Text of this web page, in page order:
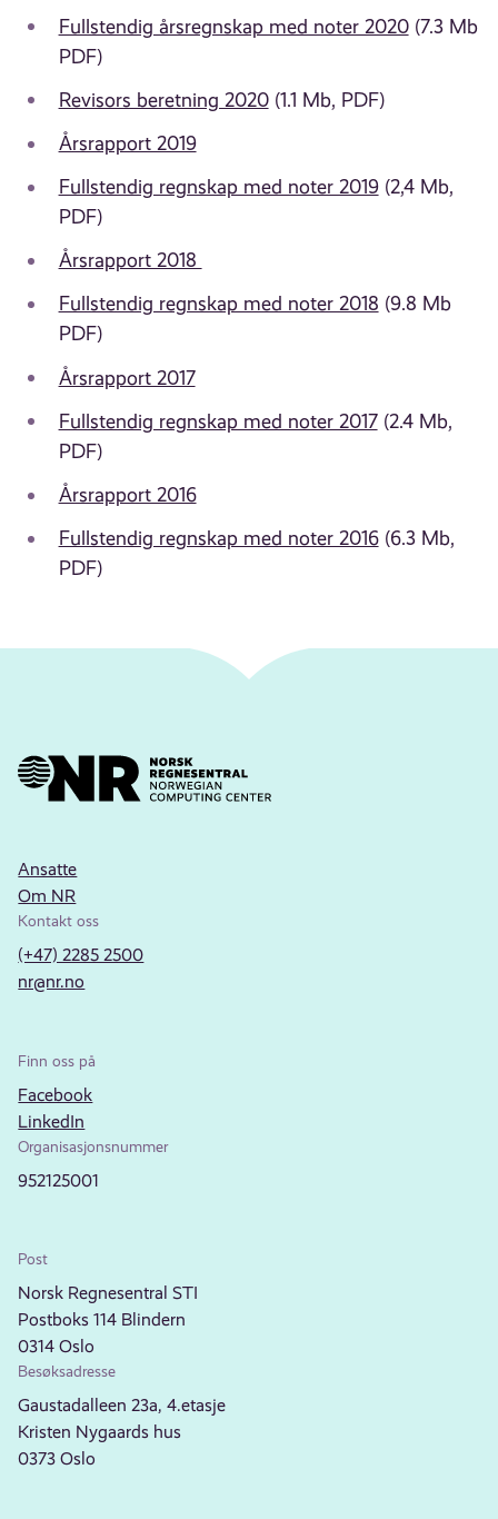
Fullstendig årsregnskap med noter 2020(7.3 Mb
PDF)
Revisors beretning 2020(1.1 Mb, PDF)
Årsrapport 2019
Fullstendig regnskap med noter 2019(2,4 Mb,
PDF)
Årsrapport 2018
Fullstendig regnskap med noter 2018 (9.8 Mb
PDF)
Årsrapport 2017
Fullstendig regnskap med noter 2017(2.4 Mb,
PDF)
Årsrapport 2016
Fullstendig regnskap med noter 2016(6.3 Mb,
PDF)
Ansatte
Om NR
Kontakt oss
(+47) 2285 2500
nr@nr.no
Finn oss på
Facebook
LinkedIn
Organisasjonsnummer
952125001
Post
Norsk Regnesentral STI
Postboks 114 Blindern
0314 Oslo
Besøksadresse
Gaustadalleen 23a, 4.etasje
Kristen Nygaards hus
0373 Oslo